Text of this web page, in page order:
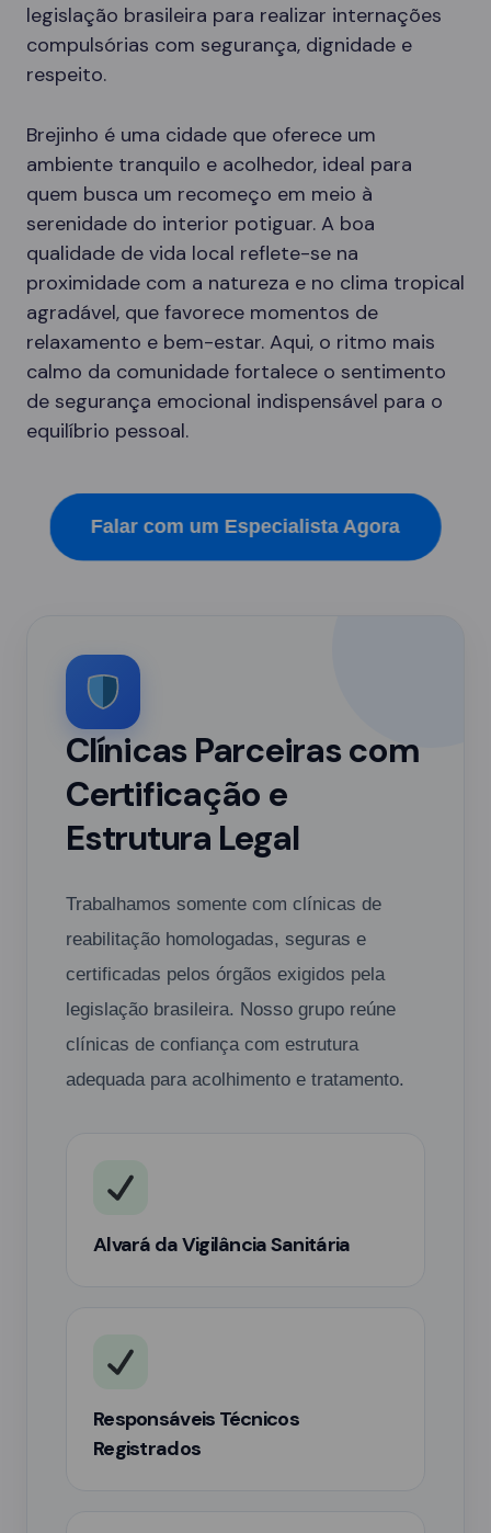
legislação brasileira para realizar internações
compulsórias com segurança, dignidade e
respeito.
Brejinho é uma cidade que oferece um
ambiente tranquilo e acolhedor, ideal para
quem busca um recomeço em meio à
serenidade do interior potiguar. A boa
qualidade de vida local reflete-se na
proximidade com a natureza e no clima tropical
agradável, que favorece momentos de
relaxamento e bem-estar. Aqui, o ritmo mais
calmo da comunidade fortalece o sentimento
de segurança emocional indispensável para o
equilíbrio pessoal.
Falar com um Especialista Agora
Clínicas Parceiras com
Certificação e
Estrutura Legal
Trabalhamos somente com clínicas de
reabilitação homologadas, seguras e
certificadas pelos órgãos exigidos pela
legislação brasileira. Nosso grupo reúne
clínicas de confiança com estrutura
adequada para acolhimento e tratamento.
Alvará da Vigilância Sanitária
Responsáveis Técnicos
Registrados